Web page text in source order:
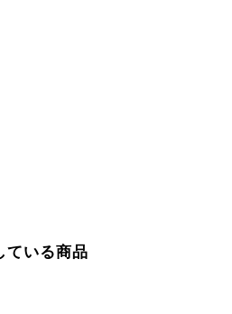
ている商品